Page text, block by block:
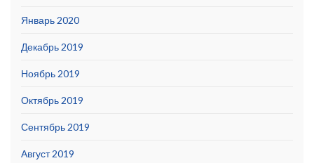
Январь 2020
Декабрь 2019
Ноябрь 2019
Октябрь 2019
Сентябрь 2019
Август 2019